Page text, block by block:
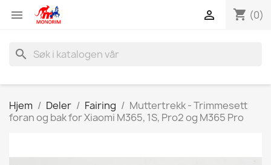
 shopping_cart (0)

search
Hjem Deler Fairing
Muttertrekk - Trimmesett
foran og bak for Xiaomi M365, 1S, Pro2 og M365 Pro